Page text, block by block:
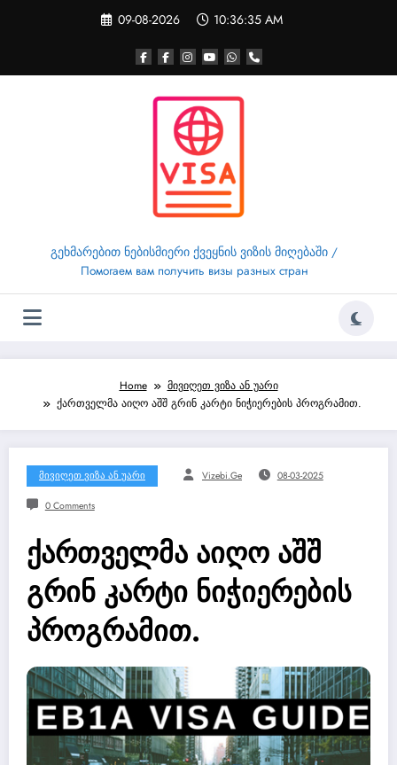
09-08-2026 10:36:36 AM
გეხმარებით ნებისმიერი ქვეყნის ვიზის მიღებაში /
Помогаем вам получить визы разных стран
Home
მივიღეთ ვიზა ან უარი
ქართველმა აიღო აშშ გრინ კარტი ნიჭიერების პროგრამით.
Მივიღეთ Ვიზა Ან Უარი Vizebi.ge 08-03-2025
0 Comments
ქართველმა აიღო აშშ
გრინ კარტი ნიჭიერების
პროგრამით.